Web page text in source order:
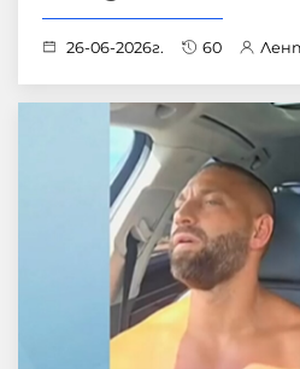
26-06-2026г. 60